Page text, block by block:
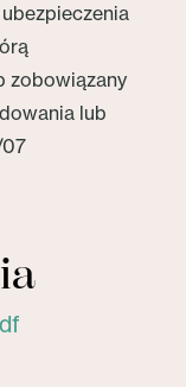
zobowiązany
lub